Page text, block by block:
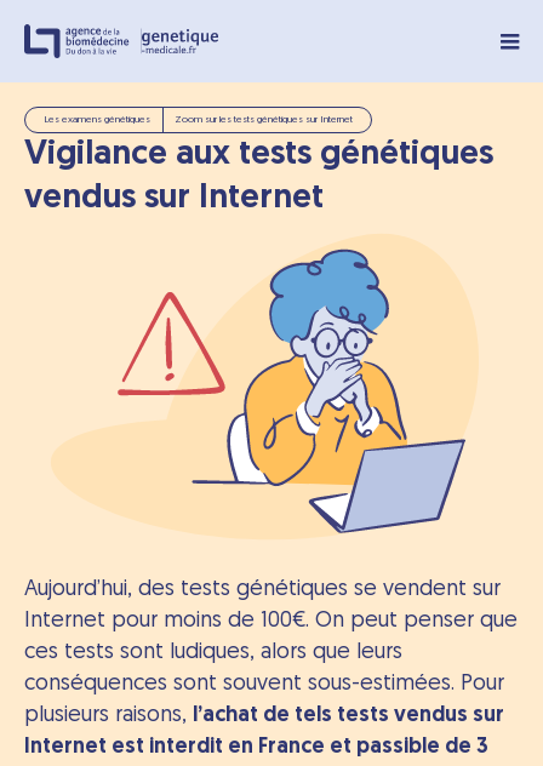
Les examens génétiques Zoom sur les tests génétiques sur Internet
Vigilance aux tests génétiques
vendus sur Internet
Aujourd’hui, des tests génétiques se vendent sur
Internet pour moins de 100€. On peut penser que
ces tests sont ludiques, alors que leurs
conséquences sont souvent sous-estimées. Pour
plusieurs raisons, l’achat de tels tests vendus sur
Internet est interdit en France et passible de 3